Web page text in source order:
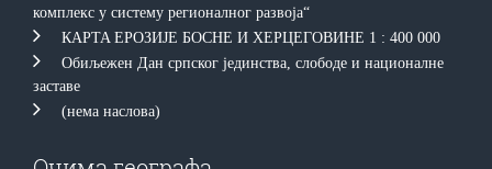
комплекс у систему регионалног развоја“
КAРTA EРOЗИJE БOСНE И ХEРЦEГOВИНE 1 : 400 000
Обиљежен Дан српског јединства, слободе и националне
заставе
(нема наслова)